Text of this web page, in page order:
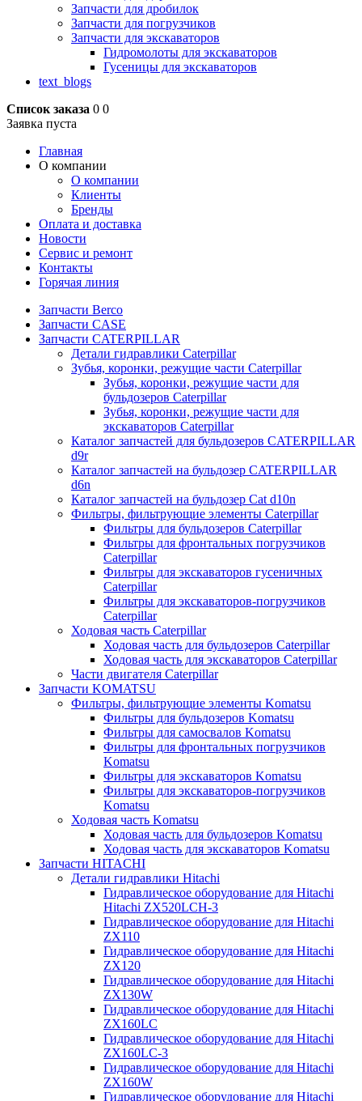
Запчасти для дробилок
Запчасти для погрузчиков
Запчасти для экскаваторов
Гидромолоты для экскаваторов
Гусеницы для экскаваторов
text_blogs
Список заказа 0 0
Заявка пуста
Главная
О компании
О компании
Клиенты
Бренды
Оплата и доставка
Новости
Сервис и ремонт
Контакты
Горячая линия
Запчасти Berco
Запчасти CASE
Запчасти CATERPILLAR
Детали гидравлики Caterpillar
Зубья, коронки, режущие части Caterpillar
Зубья, коронки, режущие части для
бульдозеров Caterpillar
Зубья, коронки, режущие части для
экскаваторов Caterpillar
Каталог запчастей для бульдозеров CATERPILLAR
d9r
Каталог запчастей на бульдозер CATERPILLAR
d6n
Каталог запчастей на бульдозер Сat d10n
Фильтры, фильтрующие элементы Caterpillar
Фильтры для бульдозеров Caterpillar
Фильтры для фронтальных погрузчиков
Caterpillar
Фильтры для экскаваторов гусеничных
Caterpillar
Фильтры для экскаваторов-погрузчиков
Caterpillar
Ходовая часть Caterpillar
Ходовая часть для бульдозеров Caterpillar
Ходовая часть для экскаваторов Caterpillar
Части двигателя Caterpillar
Запчасти KOMATSU
Фильтры, фильтрующие элементы Komatsu
Фильтры для бульдозеров Komatsu
Фильтры для самосвалов Komatsu
Фильтры для фронтальных погрузчиков
Komatsu
Фильтры для экскаваторов Komatsu
Фильтры для экскаваторов-погрузчиков
Komatsu
Ходовая часть Komatsu
Ходовая часть для бульдозеров Komatsu
Ходовая часть для экскаваторов Komatsu
Запчасти HITACHI
Детали гидравлики Hitachi
Гидравлическое оборудование для Hitachi
Hitachi ZX520LCH-3
Гидравлическое оборудование для Hitachi
ZX110
Гидравлическое оборудование для Hitachi
ZX120
Гидравлическое оборудование для Hitachi
ZX130W
Гидравлическое оборудование для Hitachi
ZX160LC
Гидравлическое оборудование для Hitachi
ZX160LC-3
Гидравлическое оборудование для Hitachi
ZX160W
Гидравлическое оборудование для Hitachi